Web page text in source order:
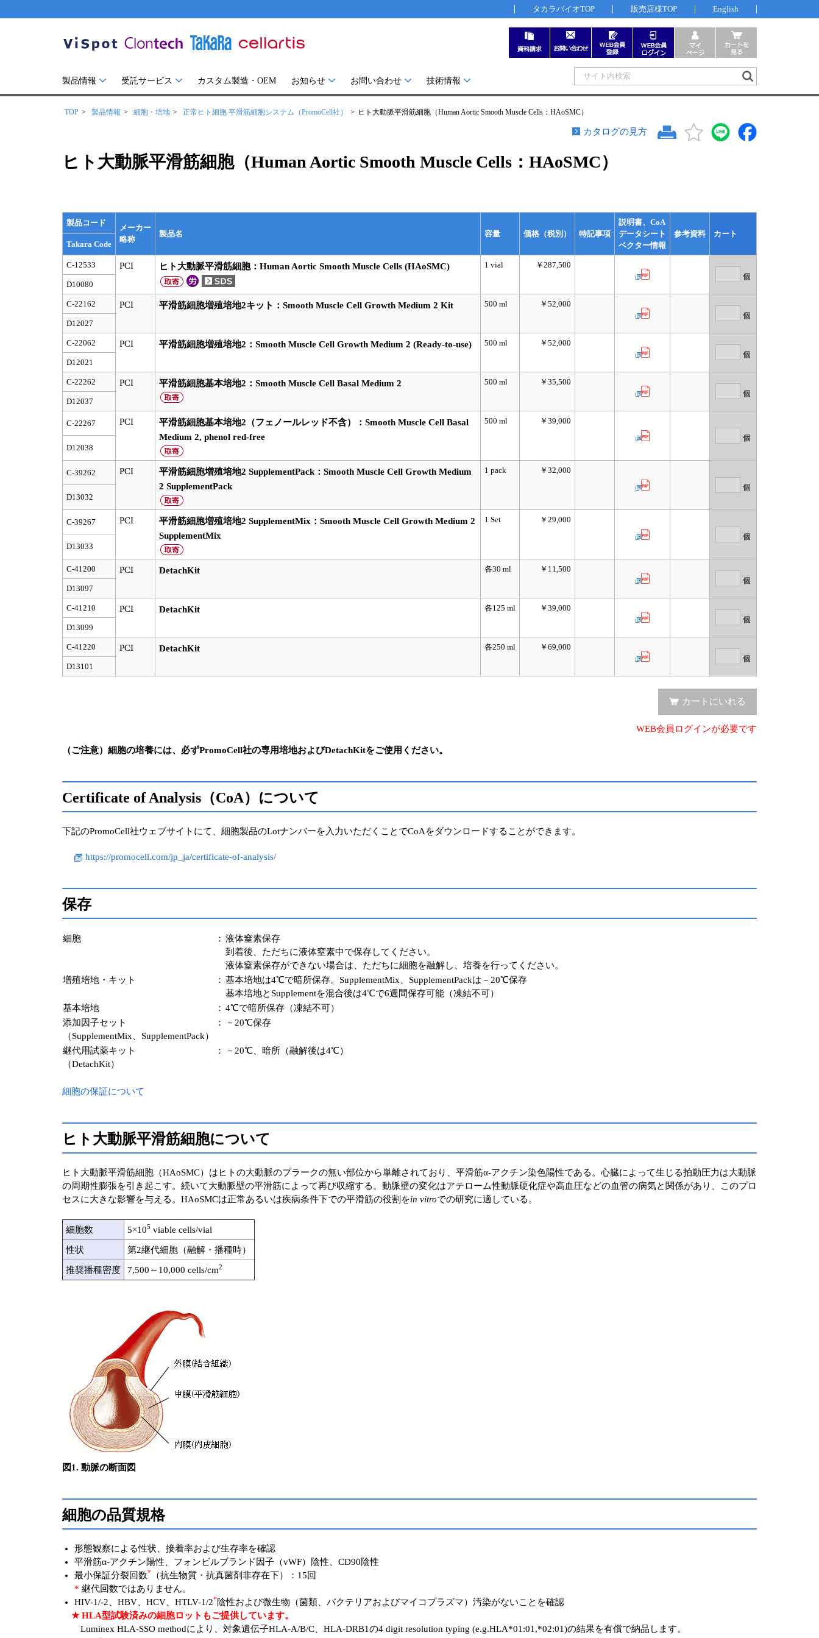
タカラバイオTOP 販売店様TOP English
製品情報 受託サービス カスタム製造・OEM お知らせ お問い合わせ 技術情報
TOP 製品情報 細胞・培地 正常ヒト細胞 平滑筋細胞システム（PromoCell社） ヒト大動脈平滑筋細胞（Human Aortic Smooth Muscle Cells：HAoSMC）
カタログの見方
ヒト大動脈平滑筋細胞（Human Aortic Smooth Muscle Cells：HAoSMC）
製品コード
メーカー
略称
製品名 容量 価格（税別） 特記事項
説明書、CoA
データシート
ベクター情報
参考資料
カート
Takara Code
C-12533 PCI ヒト大動脈平滑筋細胞：Human Aortic Smooth Muscle Cells (HAoSMC) 1 vial
￥287,500
個
D10080
C-22162 PCI 平滑筋細胞増殖培地2キット：Smooth Muscle Cell Growth Medium 2 Kit 500 ml
￥52,000
個
D12027
C-22062 PCI 平滑筋細胞増殖培地2：Smooth Muscle Cell Growth Medium 2 (Ready-to-use) 500 ml
￥52,000
個
D12021
C-22262 PCI 平滑筋細胞基本培地2：Smooth Muscle Cell Basal Medium 2 500 ml
￥35,500
個
D12037
C-22267 PCI
平滑筋細胞基本培地2（フェノールレッド不含）：Smooth Muscle Cell Basal
Medium 2, phenol red-free
500 ml
￥39,000
個
D12038
C-39262 PCI
平滑筋細胞増殖培地2 SupplementPack：Smooth Muscle Cell Growth Medium
2 SupplementPack
1 pack
￥32,000
個
D13032
C-39267 PCI
平滑筋細胞増殖培地2 SupplementMix：Smooth Muscle Cell Growth Medium 2
SupplementMix
1 Set
￥29,000
個
D13033
C-41200 PCI DetachKit 各30 ml
￥11,500
個
D13097
C-41210 PCI DetachKit 各125 ml
￥39,000
個
D13099
C-41220 PCI DetachKit 各250 ml
￥69,000
個
D13101
カートにいれる
WEB会員ログインが必要です
（ご注意）細胞の培養には、必ずPromoCell社の専用培地およびDetachKitをご使用ください。
Certificate of Analysis（CoA）について
下記のPromoCell社ウェブサイトにて、細胞製品のLotナンバーを入力いただくことでCoAをダウンロードすることができます。
https://promocell.com/jp_ja/certificate-of-analysis/
保存
細胞 ： 液体窒素保存
到着後、ただちに液体窒素中で保存してください。
液体窒素保存ができない場合は、ただちに細胞を融解し、培養を行ってください。
増殖培地・キット
： 基本培地は4℃で暗所保存。SupplementMix、SupplementPackは－20℃保存
基本培地とSupplementを混合後は4℃で6週間保存可能（凍結不可）
基本培地
： 4℃で暗所保存（凍結不可）
添加因子セット
（SupplementMix、SupplementPack）
： －20℃保存
継代用試薬キット
（DetachKit）
： －20℃、暗所（融解後は4℃）
細胞の保証について
ヒト大動脈平滑筋細胞について
ヒト大動脈平滑筋細胞（HAoSMC）はヒトの大動脈のプラークの無い部位から単離されており、平滑筋α‐アクチン染色陽性である。心臓によって生じる拍動圧力は大動脈
の周期性膨張を引き起こす。続いて大動脈壁の平滑筋によって再び収縮する。動脈壁の変化はアテローム性動脈硬化症や高血圧などの血管の病気と関係があり、このプロ
セスに大きな影響を与える。HAoSMCは正常あるいは疾病条件下での平滑筋の役割をin vitroでの研究に適している。
細胞数 5×105 viable cells/vial
性状 第2継代細胞（融解・播種時）
推奨播種密度 7,500～10,000 cells/cm2
図1. 動脈の断面図
細胞の品質規格
形態観察による性状、接着率および生存率を確認
平滑筋α‐アクチン陽性、フォンビルブランド因子（vWF）陰性、CD90陰性
最小保証分裂回数*
（抗生物質・抗真菌剤非存在下）：15回
* 継代回数ではありません。
HIV-1/-2、HBV、HCV、HTLV-1/2* 陰性および微生物（菌類、バクテリアおよびマイコプラズマ）汚染がないことを確認
★ HLA型試験済みの細胞ロットもご提供しています。
Luminex HLA-SSO methodにより、対象遺伝子HLA-A/B/C、HLA-DRB1の4 digit resolution typing (e.g.HLA*01:01,*02:01)の結果を有償で納品します。